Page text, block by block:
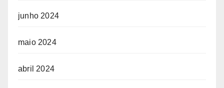
junho 2024
maio 2024
abril 2024